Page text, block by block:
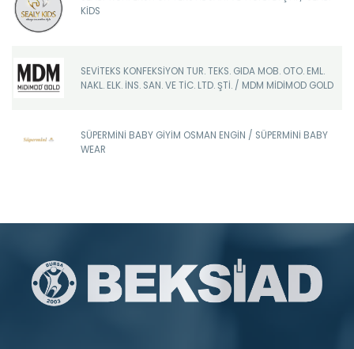
KİDS
SEVİTEKS KONFEKSİYON TUR. TEKS. GIDA MOB. OTO. EML.
NAKL. ELK. İNS. SAN. VE TİC. LTD. ŞTİ. / MDM MİDİMOD GOLD
SÜPERMİNİ BABY GİYİM OSMAN ENGİN / SÜPERMİNİ BABY
WEAR